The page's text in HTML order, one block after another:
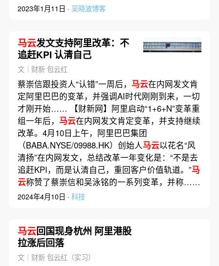
2023年1月11日 · 吴晓波博客
马云发文支持阿里改革：不
追赶KPI 认清自己
文｜财新 包云红
蔡崇信跟投资人“认错”一周后， 马云在内网发文肯
定阿里巴巴的变革，并强调AI时代刚刚到来，一切
才刚开始…… 【财新网】阿里启动“1+6+N”变革重
组一年后， 马云在内网发文肯定变革，并支持继续
改革。4月10日上午，阿里巴巴集团
（BABA.NYSE/09988.HK）创始人马云以花名“风
清扬”在内网发文，总结改革一年变化是：“不是去
追赶KPI，而是认清自己，重回客户价值轨道。”马
云称赞了蔡崇信和吴泳铭的一系列变革，并称……
2024年4月10日 · 科技
马云回国现身杭州 阿里港股
拉涨后回落
文｜财新 包云红（实习）